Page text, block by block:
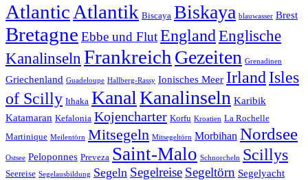
Atlantic Atlantik Biscaya Biskaya blauwasser Brest
Bretagne Ebbe und Flut EnglandEnglische
KanalinselnFrankreich Gezeiten Grenadinen
Griechenland Guadeloupe Hallberg-Rassy Ionisches Meer IrlandIsles
of Scilly Ithaka KanalKanalinseln Karibik
Katamaran Kefalonia Kojencharter Korfu Kroatien La Rochelle
Martinique Meilentörn Mitsegeln Mitsegeltörn Morbihan Nordsee
Ostsee Peloponnes Preveza Saint-Malo Schnorcheln Scillys
Seereise Segelausbildung Segeln Segelreise Segeltörn Segelyacht